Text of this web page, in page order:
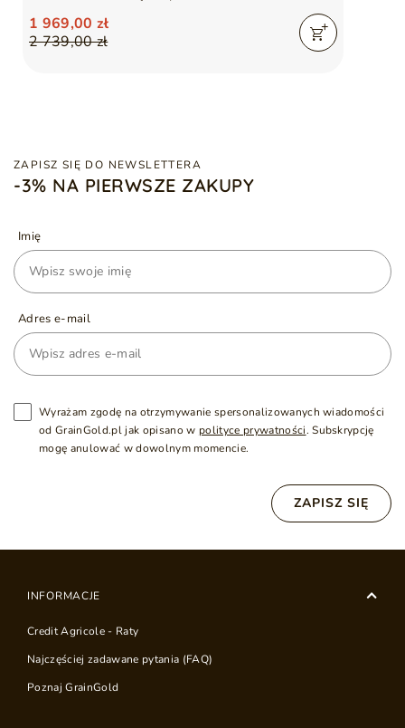
2 739,00 zł
1 969,00 zł
ZAPISZ SIĘ DO NEWSLETTERA
-3% NA PIERWSZE ZAKUPY
Imię
Adres e-mail
Wyrażam zgodę na otrzymywanie spersonalizowanych wiadomości
od GrainGold.pl jak opisano w polityce prywatności. Subskrypcję
mogę anulować w dowolnym momencie.
ZAPISZ SIĘ
INFORMACJE
Credit Agricole - Raty
Najczęściej zadawane pytania (FAQ)
Poznaj GrainGold